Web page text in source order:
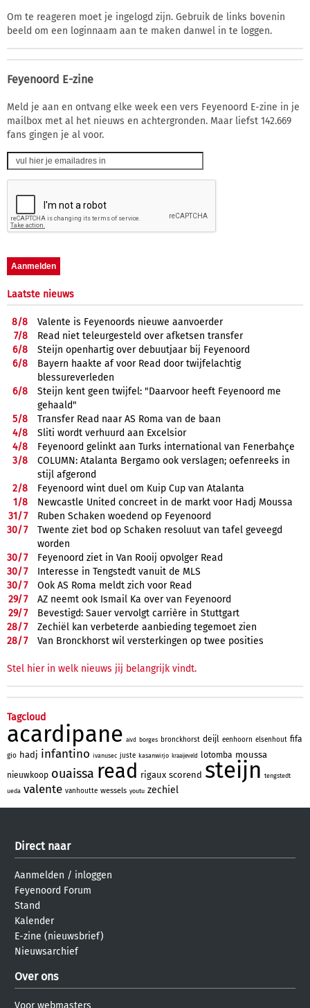
Om te reageren moet je ingelogd zijn. Gebruik de links bovenin
beeld om een loginnaam aan te maken danwel in te loggen.
Feyenoord E-zine
Meld je aan en ontvang elke week een vers Feyenoord E-zine in je
mailbox met al het nieuws en achtergronden. Maar liefst 142.669
fans gingen je al voor.
Laatste nieuws
8/8
Valente is Feyenoords nieuwe aanvoerder
7/8
Read niet teleurgesteld over afketsen transfer
6/8
Steijn openhartig over debuutjaar bij Feyenoord
6/8
Bayern haakte af voor Read door twijfelachtig
blessureverleden
6/8
Steijn kent geen twijfel: "Daarvoor heeft Feyenoord me
gehaald"
5/8
Transfer Read naar AS Roma van de baan
4/8
Sliti wordt verhuurd aan Excelsior
4/8
Feyenoord gelinkt aan Turks international van Fenerbahçe
3/8
COLUMN: Atalanta Bergamo ook verslagen; oefenreeks in
stijl afgerond
2/8
Feyenoord wint duel om Kuip Cup van Atalanta
1/8
Newcastle United concreet in de markt voor Hadj Moussa
31/7
Ruben Schaken woedend op Feyenoord
30/7
Twente ziet bod op Schaken resoluut van tafel geveegd
worden
30/7
Feyenoord ziet in Van Rooij opvolger Read
30/7
Interesse in Tengstedt vanuit de MLS
30/7
Ook AS Roma meldt zich voor Read
29/7
AZ neemt ook Ismail Ka over van Feyenoord
29/7
Bevestigd: Sauer vervolgt carrière in Stuttgart
28/7
Zechiël kan verbeterde aanbieding tegemoet zien
28/7 Van Bronckhorst wil versterkingen op twee posities
Stel hier in welk nieuws jij belangrijk vindt.
Tagcloud
acardipane aivd borges bronckhorst deijl eenhoorn elsenhout fifa
gio hadj infantino ivanusec juste kasanwirjo kraaijeveld lotomba moussa
nieuwkoop ouaissa read rigaux scorend steijn tengstedt
ueda valente vanhoutte wessels youtu zechiel
Direct naar
Aanmelden / inloggen
Feyenoord Forum
Stand
Kalender
E-zine (nieuwsbrief)
Nieuwsarchief
Over ons
Voor webmasters